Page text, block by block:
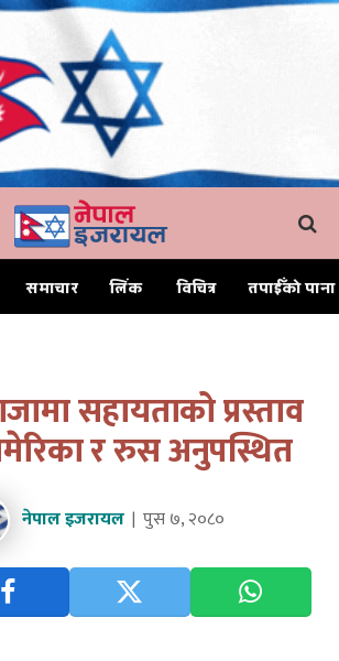
समाचार लिंक विचित्र तपाईँको पाना
सहायताको प्रस्ताव
र रुस अनुपस्थित
नेपाल इजरायल पुस ७, २०८०